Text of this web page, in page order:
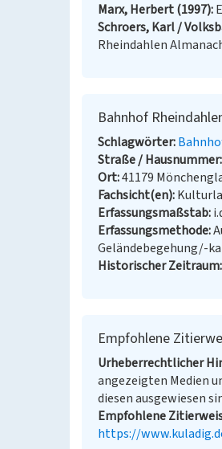
Marx, Herbert (1997)
Schroers, Karl /
Rheindahlen
Bahnhof
Schlagwörter
Straße / Hausnummer
Ort 41179
Fachsicht(en)
Erfassungsmaßstab
Erfassungsmethode
Geländebegehung/-
Historischer Zeitraum
Empfohlene
Urheberrechtlicher
angezeigten Medien
diesen ausgewiesen
Empfohlene
https://